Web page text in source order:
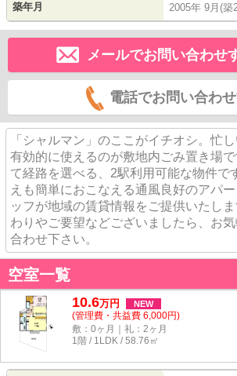
築年月 2005年 9月(築
メールでお問い合わせ
電話でお問い合わ
「シャルマン」のここがイチオシ。忙
有効的に使えるのが敷地内ごみ置き場
て経路を選べる、2駅利用可能な物件で
えも簡単におこなえる通風良好のアパ
ッフが地域の賃貸情報をご提供いたし
わりやご要望などございましたら、お
合わせ下さい。
空室一覧
10.6万円 NEW
(管理費・共益費 6,000円)
敷：0ヶ月｜礼：2ヶ月
1階 / 1LDK / 58.76㎡